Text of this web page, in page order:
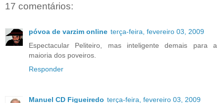
17 comentários:
póvoa de varzim online terça-feira, fevereiro 03, 2009
Espectacular Peliteiro, mas inteligente demais para a
maioria dos poveiros.
Responder
Manuel CD Figueiredo terça-feira, fevereiro 03, 2009